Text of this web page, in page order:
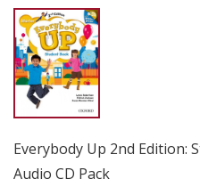
Everybody Up 2nd Edition:
Audio CD Pack